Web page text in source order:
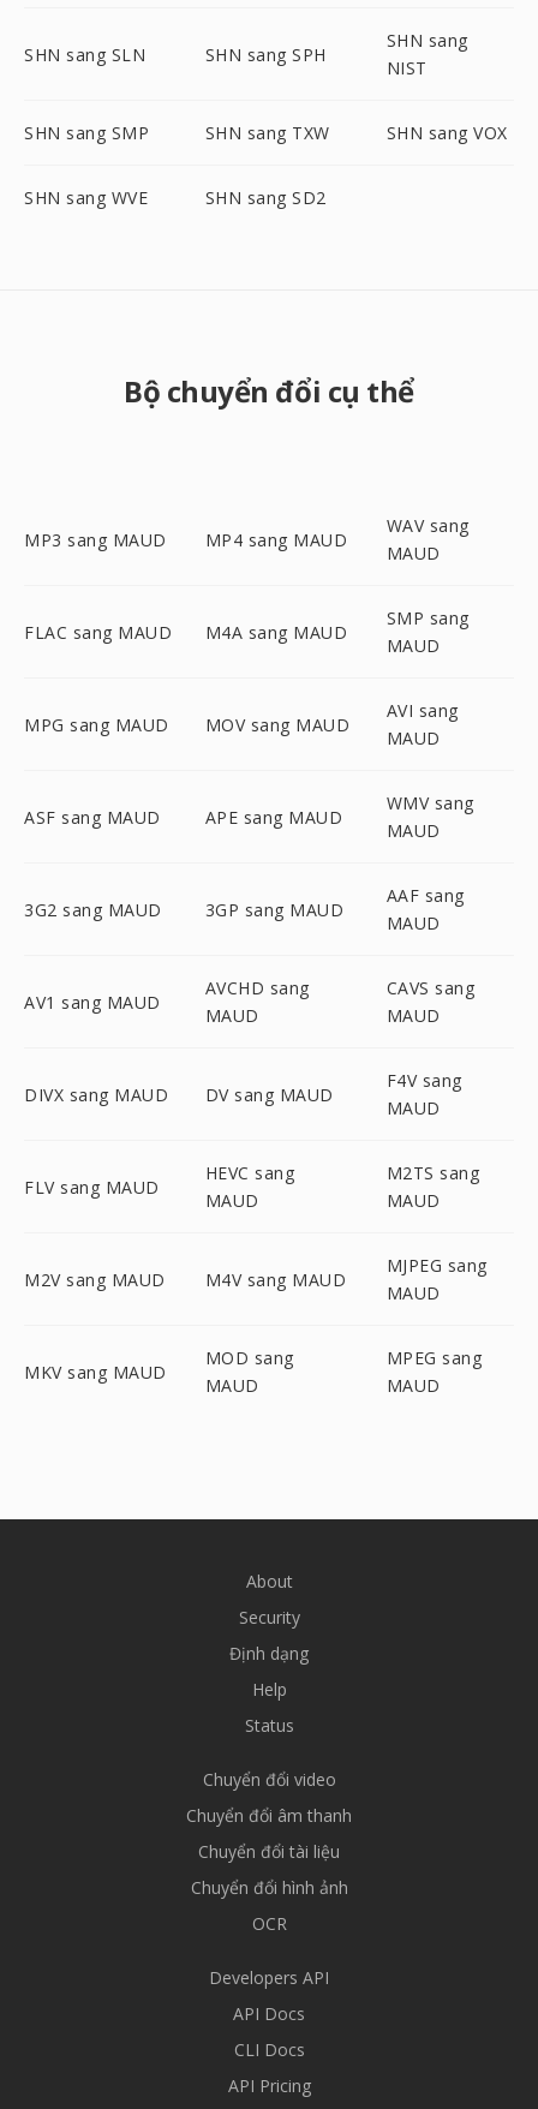
SHN sang SLN SHN sang SPH
SHN sang
NIST
SHN sang SMP SHN sang TXW SHN sang VOX
SHN sang WVE SHN sang SD2
Bộ chuyển đổi cụ thể
MP3 sang MAUD MP4 sang MAUD
WAV sang
MAUD
FLAC sang MAUD M4A sang MAUD
SMP sang
MAUD
MPG sang MAUD MOV sang MAUD
AVI sang
MAUD
ASF sang MAUD APE sang MAUD
WMV sang
MAUD
3G2 sang MAUD 3GP sang MAUD
AAF sang
MAUD
AV1 sang MAUD
AVCHD sang
MAUD
CAVS sang
MAUD
DIVX sang MAUD DV sang MAUD
F4V sang
MAUD
FLV sang MAUD
HEVC sang
MAUD
M2TS sang
MAUD
M2V sang MAUD M4V sang MAUD
MJPEG sang
MAUD
MKV sang MAUD
MOD sang
MAUD
MPEG sang
MAUD
About
Security
Định dạng
Help
Status
Chuyển đổi video
Chuyển đổi âm thanh
Chuyển đổi tài liệu
Chuyển đổi hình ảnh
OCR
Developers API
API Docs
CLI Docs
API Pricing